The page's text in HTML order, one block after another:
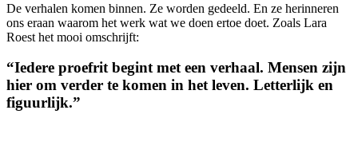
De verhalen komen binnen. Ze worden gedeeld. En ze herinneren
ons eraan waarom het werk wat we doen ertoe doet. Zoals Lara
Roest het mooi omschrijft:
“Iedere proefrit begint met een verhaal. Mensen zijn
hier om verder te komen in het leven. Letterlijk en
figuurlijk.”